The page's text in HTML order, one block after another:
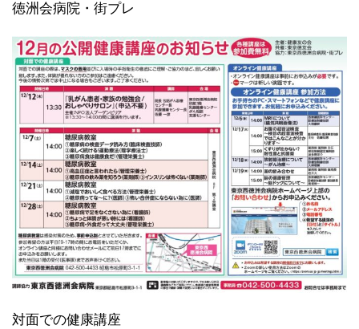
徳洲会病院・街プレ
対面での健康講座